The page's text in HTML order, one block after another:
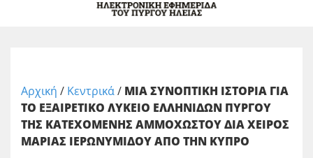
Αρχική / Κεντρικά/ ΜΙΑ ΣΥΝΟΠΤΙΚΗ ΙΣΤΟΡΙΑ ΓΙΑ
ΤΟ ΕΞΑΙΡΕΤΙΚΟ ΛΥΚΕΙΟ ΕΛΛΗΝΙΔΩΝ ΠΥΡΓΟΥ
ΤΗΣ ΚΑΤΕΧΟΜΕΝΗΣ ΑΜΜΟΧΩΣΤΟΥ ΔΙΑ ΧΕΙΡΟΣ
ΜΑΡΙΑΣ ΙΕΡΩΝΥΜΙΔΟΥ ΑΠΟ ΤΗΝ ΚΥΠΡΟ